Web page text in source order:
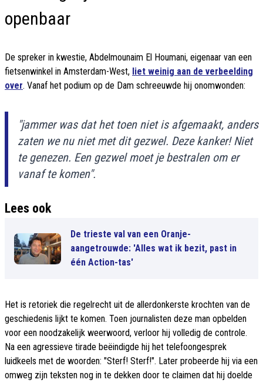
openbaar
De spreker in kwestie, Abdelmounaim El Houmani, eigenaar van een
fietsenwinkel in Amsterdam-West, liet weinig aan de verbeelding
over. Vanaf het podium op de Dam schreeuwde hij onomwonden:
"jammer was dat het toen niet is afgemaakt, anders
zaten we nu niet met dit gezwel. Deze kanker! Niet
te genezen. Een gezwel moet je bestralen om er
vanaf te komen".
Lees ook
De trieste val van een Oranje-
aangetrouwde: 'Alles wat ik bezit, past in
één Action-tas'
Het is retoriek die regelrecht uit de allerdonkerste krochten van de
geschiedenis lijkt te komen. Toen journalisten deze man opbelden
voor een noodzakelijk weerwoord, verloor hij volledig de controle.
Na een agressieve tirade beëindigde hij het telefoongesprek
luidkeels met de woorden: "Sterf! Sterf!". Later probeerde hij via een
omweg zijn teksten nog in te dekken door te claimen dat hij doelde